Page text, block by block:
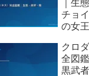
｜生
チョ
の女
クロ
全図
黒武